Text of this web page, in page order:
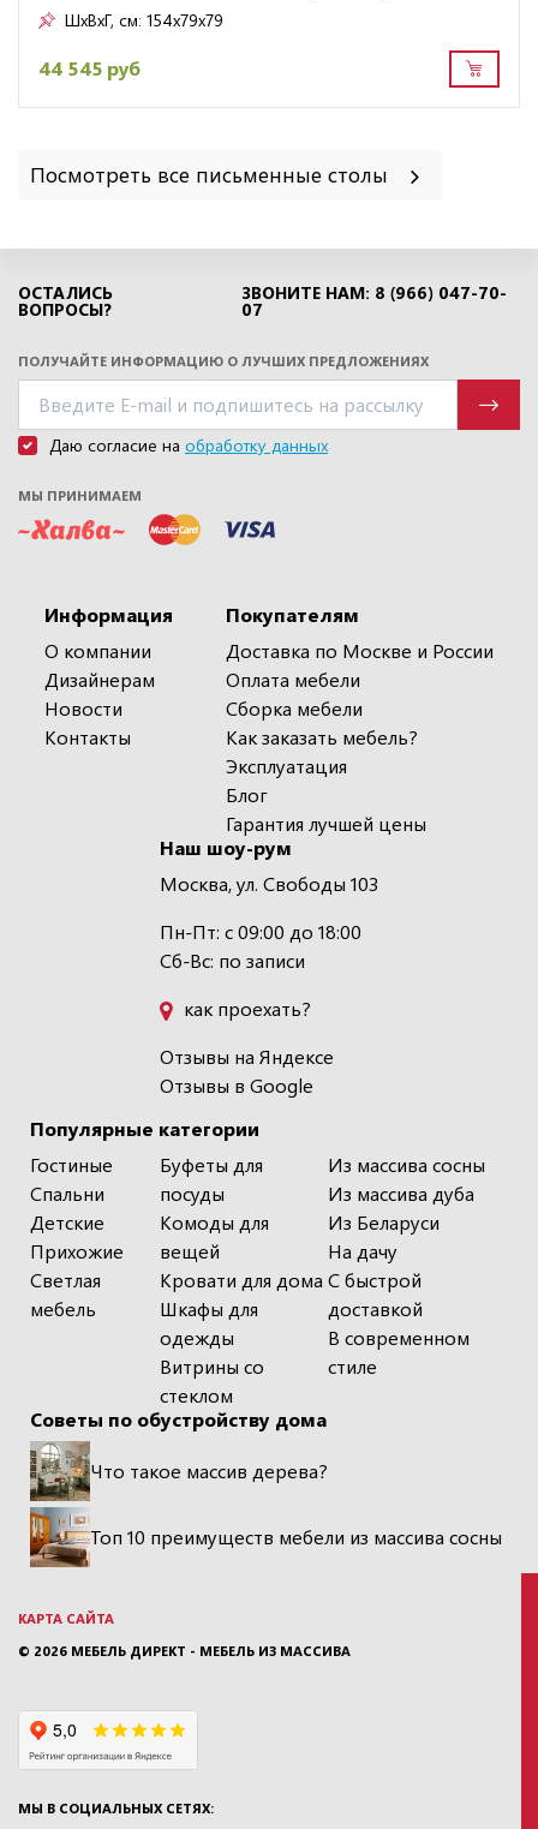
ШxВxГ, см: 154x79x79
44 545 руб
Посмотреть все письменные столы
ОСТАЛИСЬ
ВОПРОСЫ?
ЗВОНИТЕ НАМ: 8 (966) 047-70-
07
ПОЛУЧАЙТЕ ИНФОРМАЦИЮ О ЛУЧШИХ ПРЕДЛОЖЕНИЯХ
Даю согласие на обработку данных
МЫ ПРИНИМАЕМ
Информация
О компании
Дизайнерам
Новости
Контакты
Популярные категории
Гостиные
Спальни
Детские
Прихожие
Светлая
мебель
Буфеты для
посуды
Комоды для
вещей
Кровати для дома
Шкафы для
одежды
Витрины со
стеклом
Из массива сосны
Из массива дуба
Из Беларуси
На дачу
С быстрой
доставкой
В современном
стиле
Покупателям
Доставка по Москве и России
Оплата мебели
Сборка мебели
Как заказать мебель?
Эксплуатация
Блог
Гарантия лучшей цены
Наш шоу-рум
Москва, ул. Свободы 103
Пн-Пт: с 09:00 до 18:00
Сб-Вс: по записи
как проехать?
Отзывы на Яндексе
Отзывы в Google
Советы по обустройству дома
Что такое массив дерева?
Топ 10 преимуществ мебели из массива сосны
КАРТА САЙТА
© 2026 МЕБЕЛЬ ДИРЕКТ - МЕБЕЛЬ ИЗ МАССИВА
МЫ В СОЦИАЛЬНЫХ СЕТЯХ: